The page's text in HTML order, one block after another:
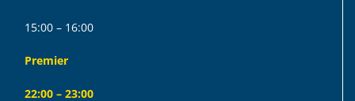
15:00 – 16:00
Premier
22:00 – 23:00